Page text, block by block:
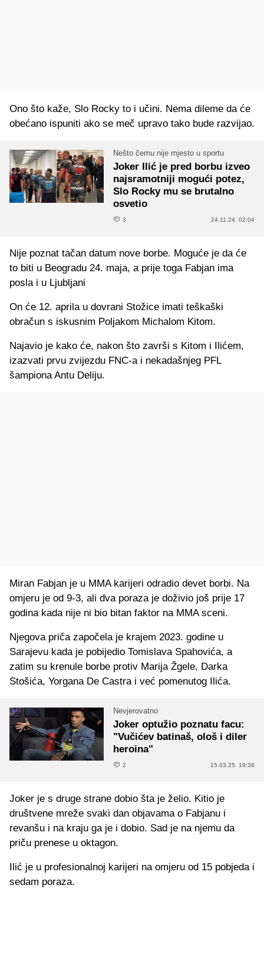
Ono što kaže, Slo Rocky to i učini. Nema dileme da će
obećano ispuniti ako se meč upravo tako bude razvijao.
Nešto čemu nije mjesto u sportu
Joker Ilić je pred borbu izveo
najsramotniji mogući potez,
Slo Rocky mu se brutalno
osvetio
3 24.11.24. 02:04
Nije poznat tačan datum nove borbe. Moguće je da će
to biti u Beogradu 24. maja, a prije toga Fabjan ima
posla i u Ljubljani
On će 12. aprila u dovrani Stožice imati teškaški
obračun s iskusnim Poljakom Michalom Kitom.
Najavio je kako će, nakon što završi s Kitom i Ilićem,
izazvati prvu zvijezdu FNC-a i nekadašnjeg PFL
šampiona Antu Deliju.
Miran Fabjan je u MMA karijeri odradio devet borbi. Na
omjeru je od 9-3, ali dva poraza je doživio još prije 17
godina kada nije ni bio bitan faktor na MMA sceni.
Njegova priča započela je krajem 2023. godine u
Sarajevu kada je pobijedio Tomislava Spahovića, a
zatim su krenule borbe protiv Marija Žgele, Darka
Stošića, Yorgana De Castra i već pomenutog Ilića.
Nevjerovatno
Joker optužio poznatu facu:
"Vučićev batinaš, ološ i diler
heroina"
2 15.03.25. 19:38
Joker je s druge strane dobio šta je želio. Kitio je
društvene mreže svaki dan objavama o Fabjanu i
revanšu i na kraju ga je i dobio. Sad je na njemu da
priču prenese u oktagon.
Ilić je u profesionalnoj karijeri na omjeru od 15 pobjeda i
sedam poraza.